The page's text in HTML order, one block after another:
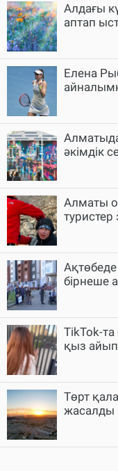
Алдағы
аптап
Елена
әкімдік
Алматы
бірнеше
TikTok-
қыз
Төрт
жасалды